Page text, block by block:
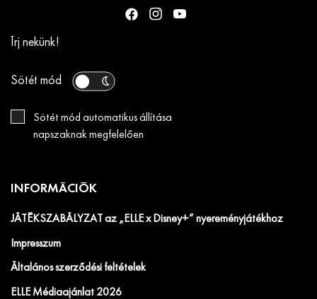
Írj nekünk!
Sötét mód
Sötét mód automatikus állítása
napszaknak megfelelően
INFORMÁCIÓK
JÁTÉKSZABÁLYZAT az „ELLE x Disney+” nyereményjátékhoz
Impresszum
Általános szerződési feltételek
ELLE Médiaajánlat 2026